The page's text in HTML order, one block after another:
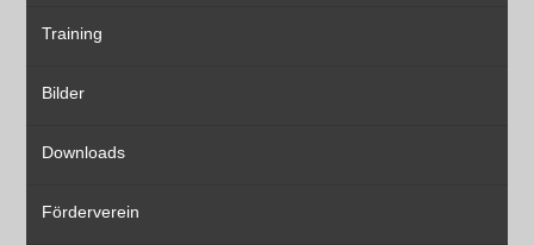
Training
Bilder
Downloads
Förderverein